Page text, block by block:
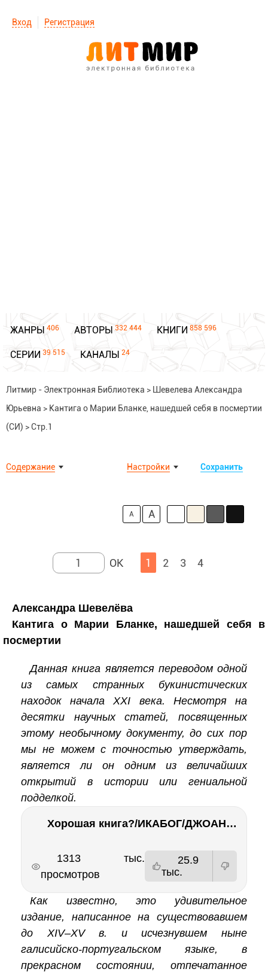
Вход Регистрация
ЖАНРЫ 406 АВТОРЫ 332 444 КНИГИ 858 596
СЕРИИ 39 515 КАНАЛЫ 24
Литмир - Электронная Библиотека >
Шевелева Александра
Юрьевна > Кантига о Марии Бланке, нашедшей себя в посмертии
(СИ) >Стр.1
Содержание Сохранить
Настройки
A A
1 2 3 4
Александра Шевелёва
Кантига о Марии Бланке, нашедшей себя в
посмертии
Данная книга является переводом одной
из самых странных букинистических
находок начала XXI века. Несмотря на
десятки научных статей, посвященных
этому необычному документу, до сих пор
мы не можем с точностью утверждать,
является ли он одним из величайших
открытий в истории или гениальной
подделкой.
Хорошая книга?/ИКАБОГ/ДЖОАН РОУЛИНГ/Есть ли смысл покупать?
РЕКЛАМА
РЕКЛАМА
1313 тыс.
просмотров
25.9
тыс.
Как известно, это удивительное
издание, написанное на существовавшем
до XIV–XV в. и исчезнувшем ныне
галисийско-португальском языке, в
прекрасном состоянии, отпечатанное